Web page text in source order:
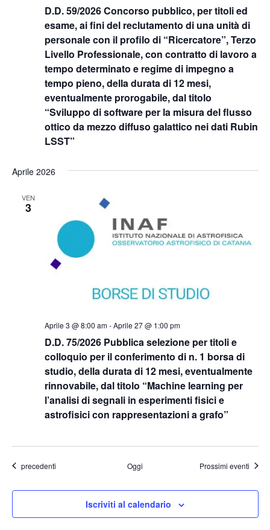
D.D. 59/2026 Concorso pubblico, per titoli ed
esame, ai fini del reclutamento di una unità di
personale con il profilo di “Ricercatore”, Terzo
Livello Professionale, con contratto di lavoro a
tempo determinato e regime di impegno a
tempo pieno, della durata di 12 mesi,
eventualmente prorogabile, dal titolo
“Sviluppo di software per la misura del flusso
ottico da mezzo diffuso galattico nei dati Rubin
LSST”
Aprile 2026
VEN
3
D.D. 75/2026 Pubblica selezione per titoli e
colloquio per il conferimento di n. 1 borsa di
studio, della durata di 12 mesi, eventualmente
rinnovabile, dal titolo “Machine learning per
l’analisi di segnali in esperimenti fisici e
astrofisici con rappresentazioni a grafo”
Aprile 3 @ 8:00 am-Aprile 27 @ 1:00 pm
Eventi
precedenti Oggi Prossimi eventi
Iscriviti al calendario